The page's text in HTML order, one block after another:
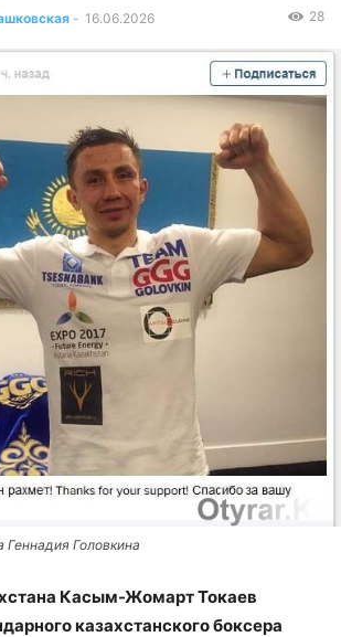
- 16.06.2026 28
Геннадия Головкина
Касым-Жомарт Токаев
казахстанского боксера